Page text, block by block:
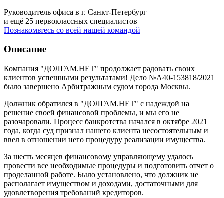
Руководитель офиса в г. Санкт-Петербург
и ещё 25 первоклассных специалистов
Познакомьтесь со всей нашей командой
Описание
Компания "ДОЛГАМ.НЕТ" продолжает радовать своих
клиентов успешными результатами! Дело №А40-153818/2021
было завершено Арбитражным судом города Москвы.
Должник обратился в "ДОЛГАМ.НЕТ" с надеждой на
решение своей финансовой проблемы, и мы его не
разочаровали. Процесс банкротства начался в октябре 2021
года, когда суд признал нашего клиента несостоятельным и
ввел в отношении него процедуру реализации имущества.
За шесть месяцев финансовому управляющему удалось
провести все необходимые процедуры и подготовить отчет о
проделанной работе. Было установлено, что должник не
располагает имуществом и доходами, достаточными для
удовлетворения требований кредиторов.